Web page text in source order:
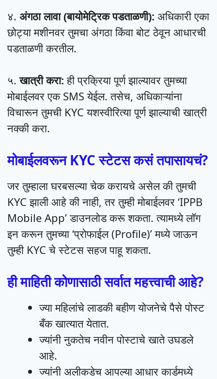
४. अंगठा लावा (बायोमेट्रिक पडताळणी): अधिकारी एका
छोट्या मशीनवर तुमचा अंगठा किंवा बोट ठेवून आधारची
पडताळणी करतील.
५.खात्री करा: ही प्रक्रिया पूर्ण झाल्यावर तुमच्या
मोबाईलवर एक SMS येईल. तसेच, अधिकाऱ्यांना
विचारून तुमची KYC यशस्वीरित्या पूर्ण झाल्याची खात्री
नक्की करा.
मोबाईलवरून KYC स्टेटस कसं तपासायचं?
जर तुम्हाला घरबसल्या चेक करायचे असेल की तुमची
KYC झाली आहे की नाही, तर तुम्ही मोबाईलवर ‘IPPB
Mobile App’ डाउनलोड करू शकता. त्यामध्ये लॉग
इन करून तुमच्या ‘प्रोफाईल (Profile)’ मध्ये जाऊन
तुम्ही KYC चे स्टेटस सहज पाहू शकता.
ही माहिती कोणासाठी सर्वात महत्त्वाची आहे?
ज्या महिलांचे लाडकी बहीण योजनेचे पैसे पोस्ट
बँक खात्यात येतात.
ज्यांनी नुकतेच नवीन पोस्टाचे खाते उघडले
आहे.
ज्यांनी अलीकडेच आपल्या आधार कार्डमध्ये